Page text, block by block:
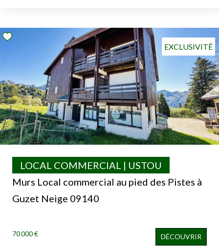
EXCLUSIVITÉ
Murs Local commercial au pied des Pistes à
Guzet Neige 09140
LOCAL COMMERCIAL | USTOU
70 000 € DÉCOUVRIR